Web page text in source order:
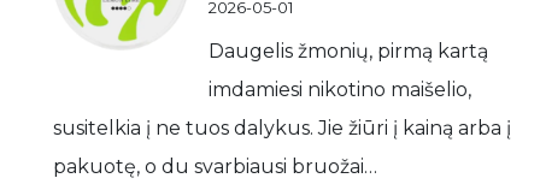
2026-05-01
Daugelis žmonių, pirmą kartą
imdamiesi nikotino maišelio,
susitelkia į ne tuos dalykus. Jie žiūri į kainą arba į
pakuotę, o du svarbiausi bruožai…